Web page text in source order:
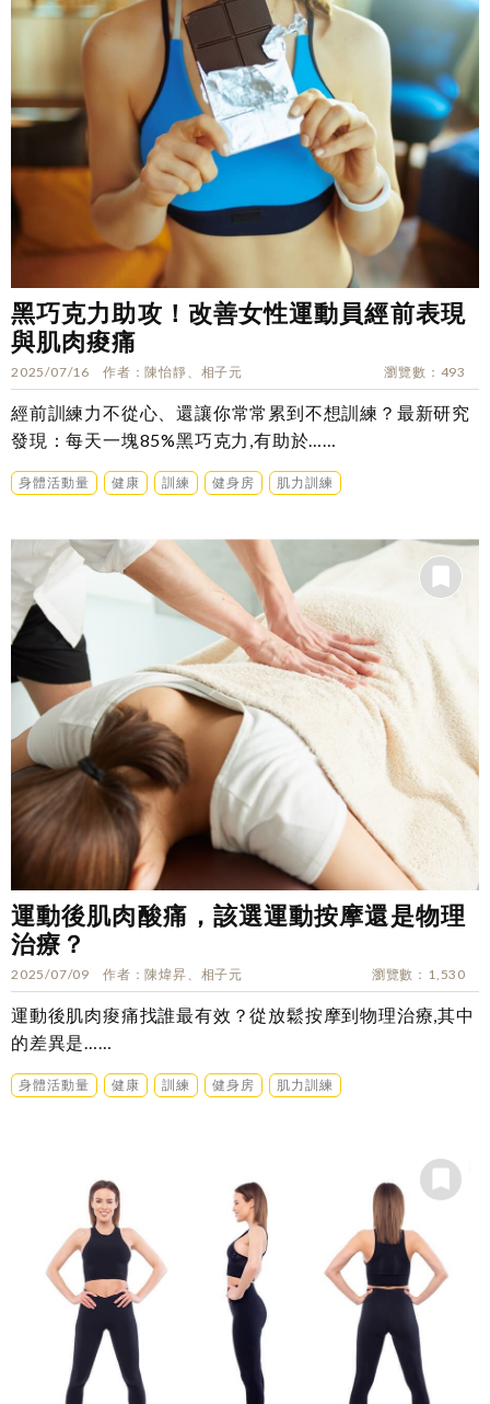
黑巧克力助攻！改善女性運動員經前表現
與肌肉痠痛
2025/07/16 作者 陳怡靜、相子元 瀏覽數 493
經前訓練力不從心、還讓你常常累到不想訓練？最新研究
發現：每天一塊85%黑巧克力,有助於……
身體活動量 健康 訓練 健身房 肌力訓練
運動後肌肉酸痛，該選運動按摩還是物理
治療？
2025/07/09 作者 陳煒昇、相子元 瀏覽數 1,530
運動後肌肉痠痛找誰最有效？從放鬆按摩到物理治療,其中
的差異是……
身體活動量 健康 訓練 健身房 肌力訓練